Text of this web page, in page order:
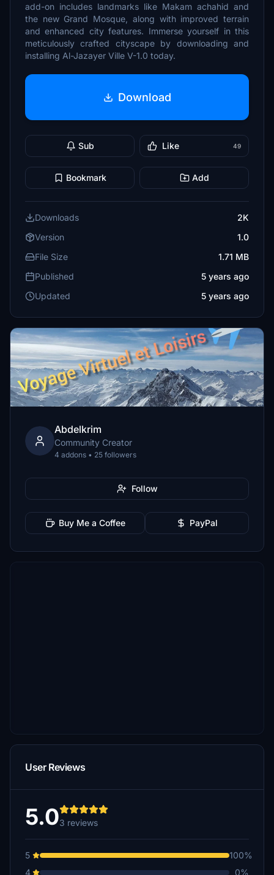
add-on includes landmarks like Makam achahid and
the new Grand Mosque, along with improved terrain
and enhanced city features. Immerse yourself in this
meticulously crafted cityscape by downloading and
installing Al-Jazayer Ville V-1.0 today.
Download
Sub Like 49
Bookmark Add
Downloads
2K
Version
1.0
File Size
1.71 MB
Published
5 years ago
Updated
5 years ago
Abdelkrim
Community Creator
4 addons • 25 followers
Follow
Buy Me a Coffee PayPal
User Reviews
5.03 reviews
5
100%
4
0%